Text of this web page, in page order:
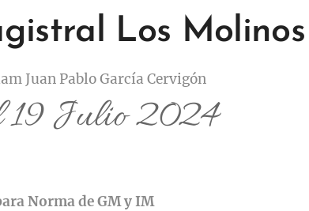
Los
Juan Pablo García Cervigón
19 Julio 2024
Norma de GM y IM